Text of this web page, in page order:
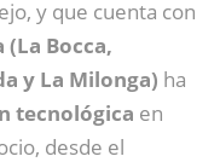
y que cuenta con
Bocca,
y La Milonga) ha
tecnológica en
desde el